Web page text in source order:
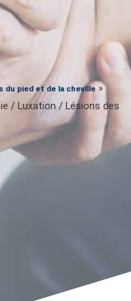
du pied et de la cheville»
/ Luxation / Lésions des